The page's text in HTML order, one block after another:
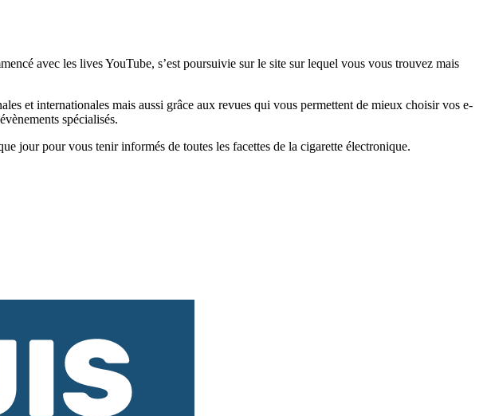
avec les lives YouTube, s’est poursuivie sur le site sur lequel vous vous trouvez mais
et internationales mais aussi grâce aux revues qui vous permettent de mieux choisir vos e-
spécialisés.
jour pour vous tenir informés de toutes les facettes de la cigarette électronique.